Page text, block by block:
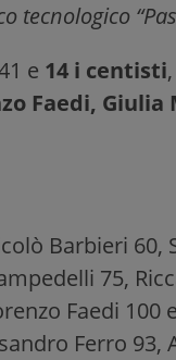
tecnologico
e 14 i centisti
Faedi,
Barbieri
75,
Faedi 100
Ferro